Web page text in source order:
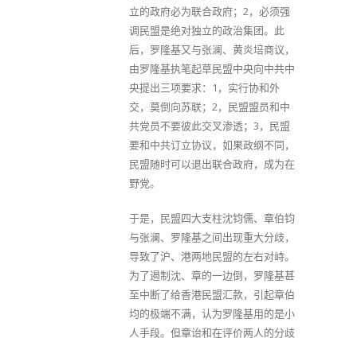
立的政府必为联合政府；2，必须强
调民盟是绝对独立的政治集团。此
后，罗隆基又与张澜、黄炎培商议，
由罗隆基执笔起草民盟中央向中共中
央提出三项要求：1，实行协和外
交，莫倒向苏联；2，民盟盟员和中
共党员不要彼此交叉渗透；3，民盟
要和中共订立协议，如果政纲不同，
民盟随时可以退出联合政府，成为在
野党。
于是，民盟四大支柱沈钧儒、章伯钧
与张澜、罗隆基之间出现重大分歧，
导致了沪、港两地民盟的左右对峙。
为了遏制沈、章的一边倒，罗隆基甚
至中断了给香港民盟汇款，引起章伯
均的极端不满，认为罗隆基用的是小
人手段。但章诒和在评价两人的分歧